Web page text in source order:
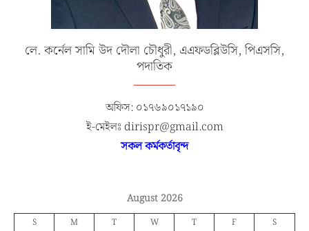
লে. কর্নেল সামি উদ দৌলা চৌধুরী, এএফডব্লিউসি, পিএসসি,
পদাতিক
অফিস: ০১৭৬৯০১৭১৯০
ই-মেইলঃ dirispr@gmail.com
সকল কর্মকর্তাবৃন্দ
August 2026
S M T W T F S